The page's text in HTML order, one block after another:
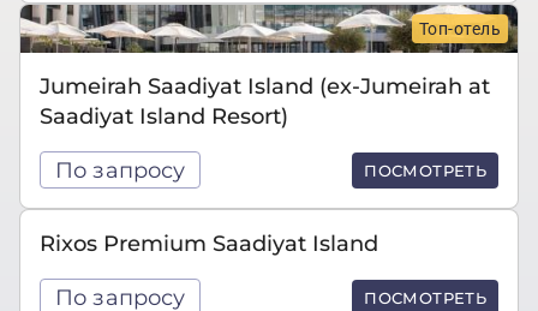
Топ-отель
Jumeirah Saadiyat Island (ex-Jumeirah at
Saadiyat Island Resort)
По запросу ПОСМОТРЕТЬ
Rixos Premium Saadiyat Island
По запросу ПОСМОТРЕТЬ